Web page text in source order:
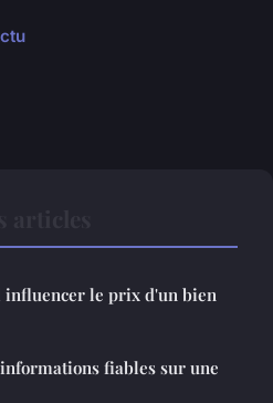
le prix d'un bien
fiables sur une